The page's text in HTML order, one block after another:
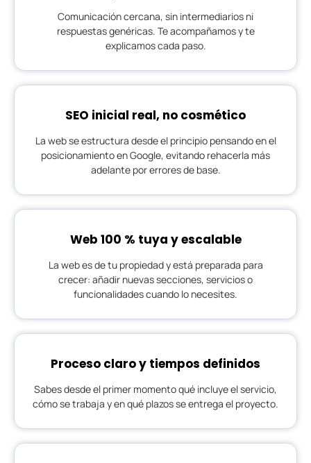
Comunicación cercana, sin intermediarios ni
respuestas genéricas. Te acompañamos y te
explicamos cada paso.
SEO inicial real, no cosmético
La web se estructura desde el principio pensando en el
posicionamiento en Google, evitando rehacerla más
adelante por errores de base.
Web 100 % tuya y escalable
La web es de tu propiedad y está preparada para
crecer: añadir nuevas secciones, servicios o
funcionalidades cuando lo necesites.
Proceso claro y tiempos definidos
Sabes desde el primer momento qué incluye el servicio,
cómo se trabaja y en qué plazos se entrega el proyecto.